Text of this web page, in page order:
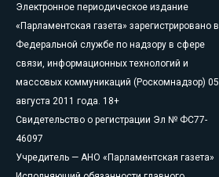
Электронное периодическое издание
«Парламентская газета» зарегистрировано в
Федеральной службе по надзору в сфере
связи, информационных технологий и
массовых коммуникаций (Роскомнадзор) 05
августа 2011 года. 18+
Свидетельство о регистрации Эл № ФС77-
46097
Учредитель — АНО «Парламентская газета»